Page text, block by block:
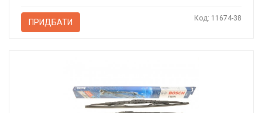
ПРИДБАТИ Код: 11674-38